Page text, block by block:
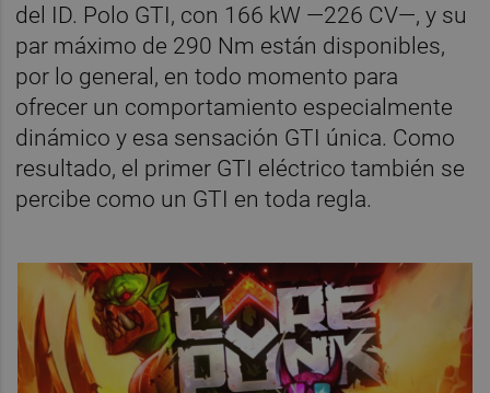
del ID. Polo GTI, con 166 kW —226 CV—, y su
par máximo de 290 Nm están disponibles,
por lo general, en todo momento para
ofrecer un comportamiento especialmente
dinámico y esa sensación GTI única. Como
resultado, el primer GTI eléctrico también se
percibe como un GTI en toda regla.